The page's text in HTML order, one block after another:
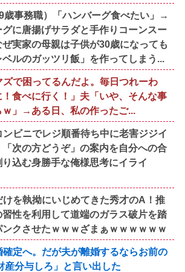
歳事務職）「ハンバーグ食べたい」→
に唐揚げサラダと手作りコーンスー
実家の母親は子供が30歳になっても
ベルのガッツリ飯」を作ってしまう...
ズで困ってるんだよ。毎日つれーわ
食べに行く！」夫「いや、そんな事
ｗ」→ある日、私の作ったご...
ビニでレジ順番待ち中に老害ジジイ
次の方どうぞ」の案内を自分への合
込む身勝手な俺様思考にイライ
けを執拗にいじめてきた秀才のA！推
性を利用して道端のガラス破片を踏
クさせたｗｗｗざまぁｗｗｗｗｗｗ
確定へ。だが夫が離婚するならお前の
産分与しろ」と言い出した